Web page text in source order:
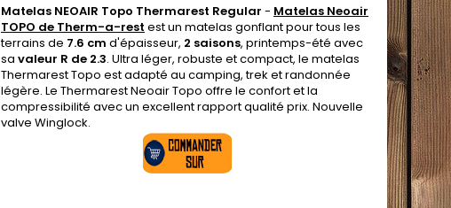
Matelas NEOAIR Topo Thermarest Regular - Matelas Neoair
TOPO de Therm-a-rest est un matelas gonflant pour tous les
terrains de 7.6 cm d'épaisseur, 2 saisons, printemps-été avec
sa valeur R de 2.3. Ultra léger, robuste et compact, le matelas
Thermarest Topo est adapté au camping, trek et randonnée
légère. Le Thermarest Neoair Topo offre le confort et la
compressibilité avec un excellent rapport qualité prix. Nouvelle
valve Winglock.